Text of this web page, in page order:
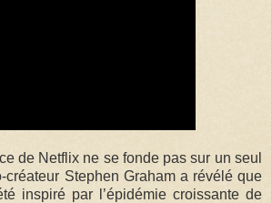
de Netflix ne se fonde pas sur un seul
créateur Stephen Graham a révélé que
inspiré par l’épidémie croissante de